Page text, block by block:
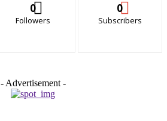
0
Followers
0
Subscribers
- Advertisement -